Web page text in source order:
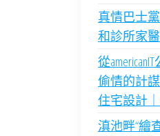
真情巴士
和診所家
從
偷情的計謀
住宅設計
滇池畔“繪